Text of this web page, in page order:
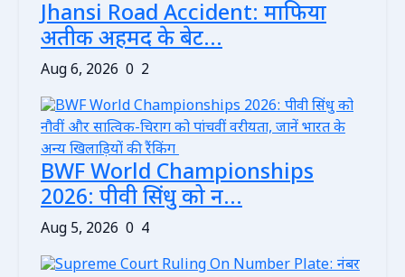
Jhansi Road Accident: माफिया
अतीक अहमद के बेट...
Aug 6, 2026 0 2
BWF World Championships
2026: पीवी सिंधु को न...
Aug 5, 2026 0 4